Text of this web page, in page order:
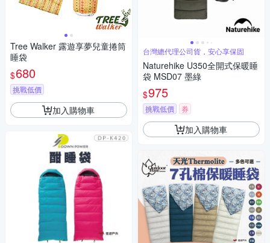
Tree Walker 露遊享夢兒童捲筒
睡袋
$680
挑戰低價
加入購物車
台灣總代理公司貨，安心享保固
Naturehike U350全開式保暖睡
袋 MSD07 墨綠
$975
挑戰低價 券
加入購物車